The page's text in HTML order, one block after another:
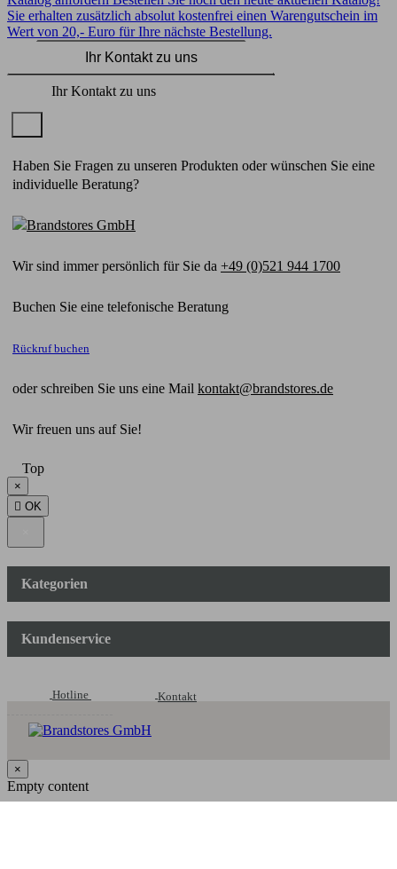
Sie erhalten zusätzlich absolut kostenfrei einen Warengutschein im
Wert von 20,- Euro für Ihre nächste Bestellung.
Ihr Kontakt zu uns
Ihr Kontakt zu uns
Haben Sie Fragen zu unseren Produkten oder wünschen Sie eine
individuelle Beratung?
Wir sind immer persönlich für Sie da +49 (0)521 944 1700
Buchen Sie eine telefonische Beratung
Rückruf buchen
oder schreiben Sie uns eine Mail kontakt@brandstores.de
Wir freuen uns auf Sie!
Top
×
 OK
Kategorien
Kundenservice
Hotline Kontakt
×
Empty content